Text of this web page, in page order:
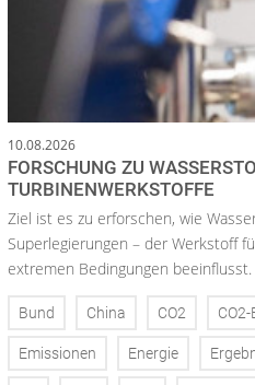
10.08.2026
FORSCHUNG ZU
TURBINENWERKSTOFFE
Ziel ist es zu erforschen, wie
Superlegierungen – der Werkstoff
extremen Bedingungen beeinflusst.
Bund China CO2
Emissionen Energie